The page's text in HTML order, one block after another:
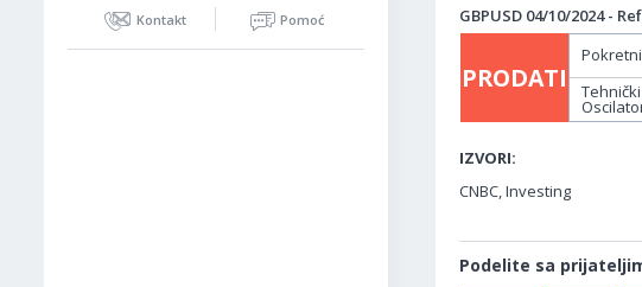
Kontakt Pomoć GBPUSD 04/10/2024 -
PRODATI
IZVORI:
CNBC, Investing
Podelite sa